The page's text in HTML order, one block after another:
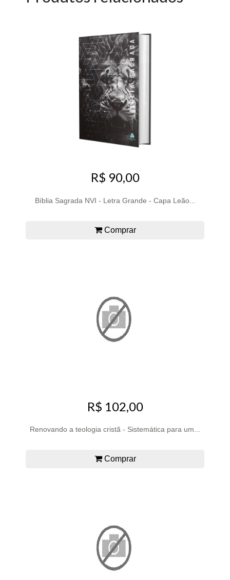
R$ 90,00
Bíblia Sagrada NVI - Letra Grande - Capa Leão...
Comprar
R$ 102,00
Renovando a teologia cristã - Sistemática para um...
Comprar